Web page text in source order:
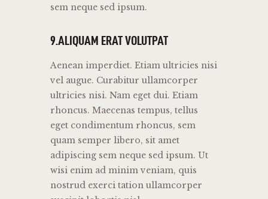
sem neque sed ipsum.
9.ALIQUAM ERAT VOLUTPAT
Aenean imperdiet. Etiam ultricies nisi
vel augue. Curabitur ullamcorper
ultricies nisi. Nam eget dui. Etiam
rhoncus. Maecenas tempus, tellus
eget condimentum rhoncus, sem
quam semper libero, sit amet
adipiscing sem neque sed ipsum. Ut
wisi enim ad minim veniam, quis
nostrud exerci tation ullamcorper